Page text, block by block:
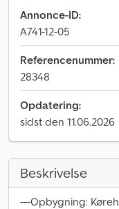
Annonce-ID:
A741-12-05
Referencenummer:
28348
Opdatering:
sidst den 11.06.2026
Beskrivelse
---Opbygning: